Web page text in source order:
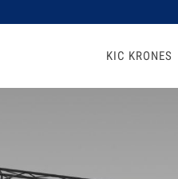
KIC KRONES